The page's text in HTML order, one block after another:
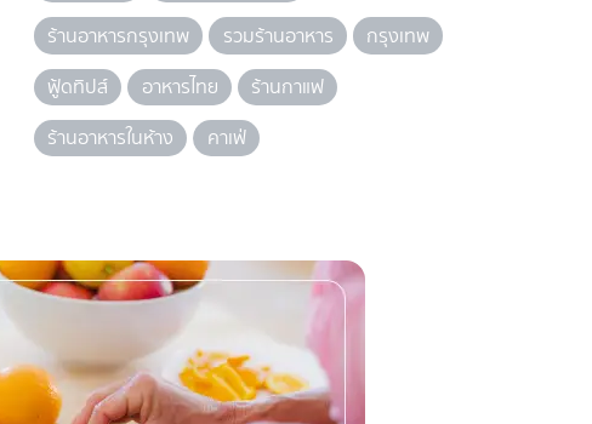
ร้านอาหารกรุงเทพ
รวมร้านอาหาร
กรุงเทพ
ฟู้ดทิปส์
อาหารไทย
ร้านกาแฟ
ร้านอาหารในห้าง
คาเฟ่